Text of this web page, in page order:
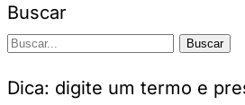
Buscar
Buscar
Dica: digite um termo e